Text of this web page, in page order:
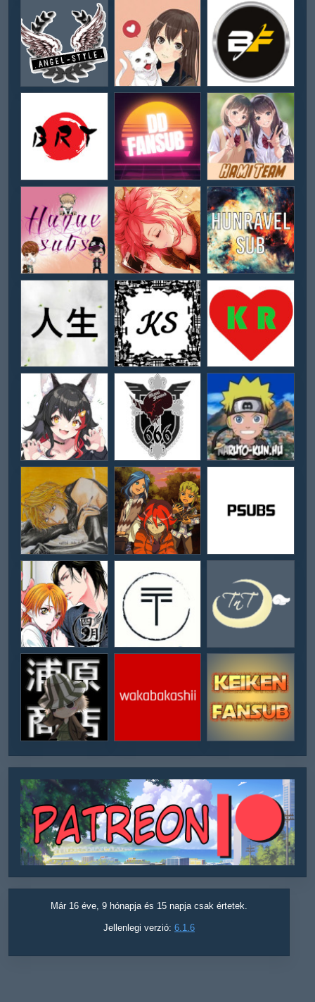
Már 16 éve, 9 hónapja és 15 napja csak értetek.
Jellenlegi verzió: 6.1.6